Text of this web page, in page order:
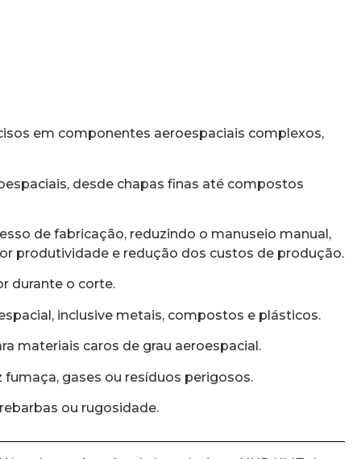
em componentes aeroespaciais complexos,
desde chapas finas até compostos
de fabricação, reduzindo o manuseio manual,
produtividade e redução dos custos de produção.
durante o corte.
inclusive metais, compostos e plásticos.
materiais caros de grau aeroespacial.
gases ou resíduos perigosos.
ou rugosidade.